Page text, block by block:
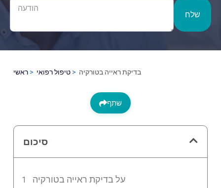
שלח
ראשי טיפול רפואי בדיקת ראייה בטורקיה
שתף
סיכום
על בדיקת ראייה בטורקיה